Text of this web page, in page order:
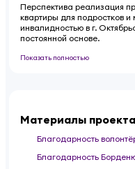
Перспектива реализация
квартиры для подростков
инвалидностью в г.
постоянной основе.
Показать полностью
Материалы проекта
Благодарность
Благодарность